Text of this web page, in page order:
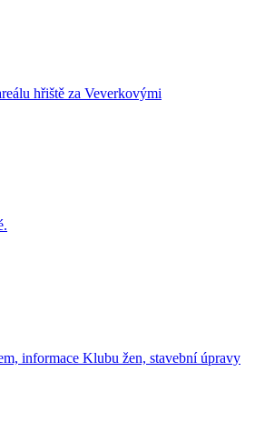
hřiště za Veverkovými
informace Klubu žen, stavební úpravy